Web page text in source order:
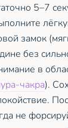
5–7
замок
без
в
чакра).
не